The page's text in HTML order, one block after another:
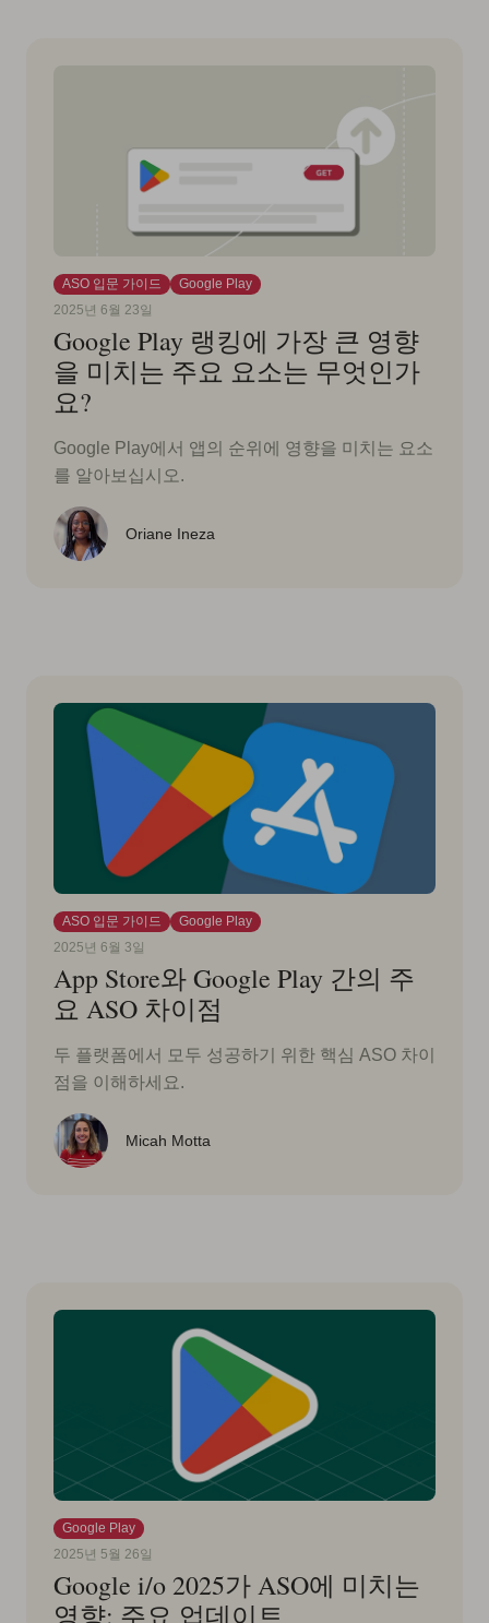
ASO 입문 가이드
Google Play
2025년 6월 23일
Google Play 랭킹에 가장 큰 영향
을 미치는 주요 요소는 무엇인가
요?
Google Play에서 앱의 순위에 영향을 미치는 요소
를 알아보십시오.
Oriane Ineza
ASO 입문 가이드
Google Play
2025년 6월 3일
App Store와 Google Play 간의 주
요 ASO 차이점
두 플랫폼에서 모두 성공하기 위한 핵심 ASO 차이
점을 이해하세요.
Micah Motta
Google Play
2025년 5월 26일
Google i/o 2025가 ASO에 미치는
영향: 주요 업데이트